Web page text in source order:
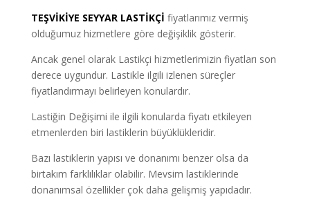
TEŞVİKİYE SEYYAR LASTİKÇİ fiyatlarımız vermiş
olduğumuz hizmetlere göre değişiklik gösterir.
Ancak genel olarak Lastikçi hizmetlerimizin fiyatları son
derece uygundur. Lastikle ilgili izlenen süreçler
fiyatlandırmayı belirleyen konulardır.
Lastiğin Değişimi ile ilgili konularda fiyatı etkileyen
etmenlerden biri lastiklerin büyüklükleridir.
Bazı lastiklerin yapısı ve donanımı benzer olsa da
birtakım farklılıklar olabilir. Mevsim lastiklerinde
donanımsal özellikler çok daha gelişmiş yapıdadır.